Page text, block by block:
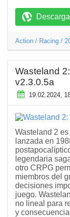
Action / Racing /
Wasteland
v2.3.0.5а
19.02.2024,
Wasteland 2
lanzada en
legendaria
otro CRPG
miembros del
decisiones
juego.
no lineal para
y